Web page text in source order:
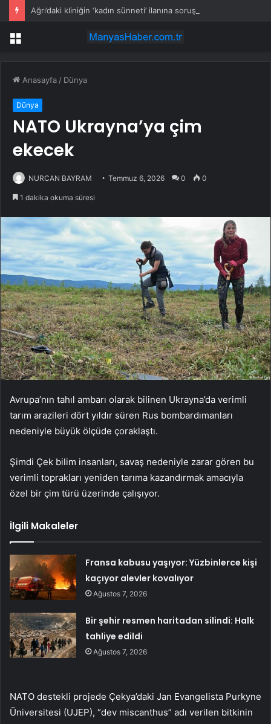
Ağrı’daki kliniğin ‘kadın sünneti’ ilanına soruşturma
Menü
Anasayfa / Dünya
Dünya
NATO Ukrayna’ya çim
ekecek
NURCAN BAYRAM Temmuz 6, 2026 0 0
1 dakika okuma süresi
Avrupa’nın tahıl ambarı olarak bilinen Ukrayna’da verimli
tarım arazileri dört yıldır süren Rus bombardımanları
nedeniyle büyük ölçüde çoraklaştı.
Şimdi Çek bilim insanları, savaş nedeniyle zarar gören bu
verimli toprakları yeniden tarıma kazandırmak amacıyla
özel bir çim türü üzerinde çalışıyor.
İlgili Makaleler
Fransa kabusu yaşıyor: Yüzbinlerce kişi
kaçıyor alevler kovalıyor
Ağustos 7, 2026
Bir şehir resmen haritadan silindi: Halk
tahliye edildi
Ağustos 7, 2026
NATO destekli projede Çekya’daki Jan Evangelista Purkyne
Üniversitesi (UJEP), “dev miscanthus” adı verilen bitkinin